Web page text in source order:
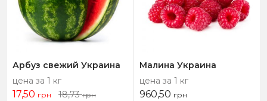
Арбуз свежий Украина
цена за 1 кг
17,50 грн 18,73грн
Малина Украина
цена за 1 кг
960,50 грн